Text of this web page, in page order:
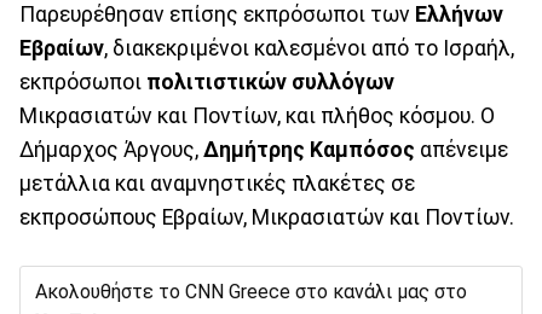
Παρευρέθησαν επίσης εκπρόσωποι των Ελλήνων
Εβραίων, διακεκριμένοι καλεσμένοι από το Ισραήλ,
εκπρόσωποι πολιτιστικών συλλόγων
Μικρασιατών και Ποντίων, και πλήθος κόσμου. Ο
Δήμαρχος Άργους, Δημήτρης Καμπόσος απένειμε
μετάλλια και αναμνηστικές πλακέτες σε
εκπροσώπους Εβραίων, Μικρασιατών και Ποντίων.
Ακολουθήστε το CNN Greece στο κανάλι μας στο